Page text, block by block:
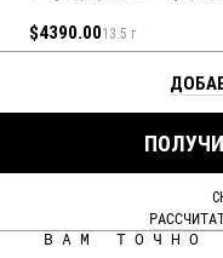
$4390.0013.5 г
ВАМ ТОЧНО